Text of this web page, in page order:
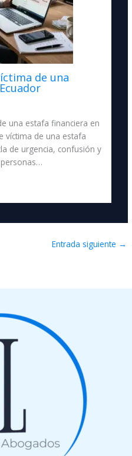
de una
una estafa financiera en
víctima de una estafa
de urgencia, confusión y
Entrada siguiente →